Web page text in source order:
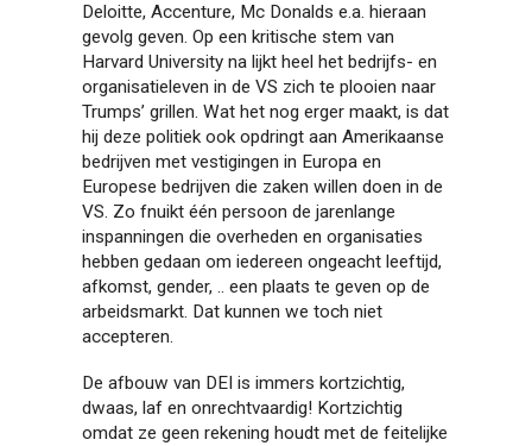
Deloitte, Accenture, Mc Donalds e.a. hieraan
gevolg geven. Op een kritische stem van
Harvard University na lijkt heel het bedrijfs- en
organisatieleven in de VS zich te plooien naar
Trumps’ grillen. Wat het nog erger maakt, is dat
hij deze politiek ook opdringt aan Amerikaanse
bedrijven met vestigingen in Europa en
Europese bedrijven die zaken willen doen in de
VS. Zo fnuikt één persoon de jarenlange
inspanningen die overheden en organisaties
hebben gedaan om iedereen ongeacht leeftijd,
afkomst, gender, .. een plaats te geven op de
arbeidsmarkt. Dat kunnen we toch niet
accepteren.
De afbouw van DEI is immers kortzichtig,
dwaas, laf en onrechtvaardig! Kortzichtig
omdat ze geen rekening houdt met de feitelijke